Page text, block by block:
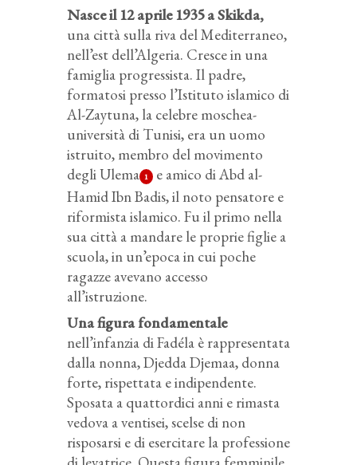
Nasce il 12 aprile 1935 a Skikda,
una città sulla riva del Mediterraneo,
nell’est dell’Algeria. Cresce in una
famiglia progressista. Il padre,
formatosi presso l’Istituto islamico di
Al-Zaytuna, la celebre moschea-
università di Tunisi, era un uomo
istruito, membro del movimento
degli Ulema 1
e amico di Abd al-
Hamid Ibn Badis, il noto pensatore e
riformista islamico. Fu il primo nella
sua città a mandare le proprie figlie a
scuola, in un’epoca in cui poche
ragazze avevano accesso
all’istruzione.
Una figura fondamentale
nell’infanzia di Fadéla è rappresentata
dalla nonna, Djedda Djemaa, donna
forte, rispettata e indipendente.
Sposata a quattordici anni e rimasta
vedova a ventisei, scelse di non
risposarsi e di esercitare la professione